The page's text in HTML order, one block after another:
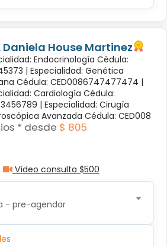
Daniela House Martinez
Endocrinología Cédula:
| Especialidad: Genética
Cédula: CED0086747477474 |
Cardiología Cédula:
| Especialidad: Cirugía
Avanzada Cédula: CED008
* desde $ 805
Vídeo consulta $500
- pre-agendar